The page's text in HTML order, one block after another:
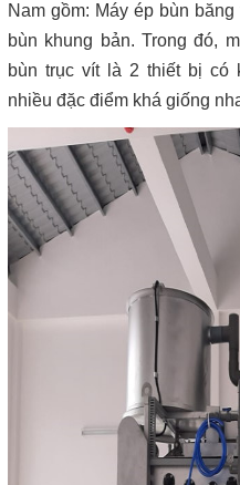
Nam gồm: Máy ép bùn
bùn khung bản. Trong đó,
bùn trục vít là 2 thiết bị có
nhiều đặc điểm khá giống